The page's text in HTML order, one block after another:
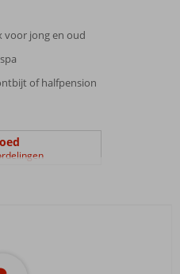
voor jong en oud
of halfpension